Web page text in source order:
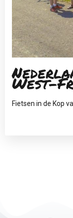
West-
Fietsen in de Kop